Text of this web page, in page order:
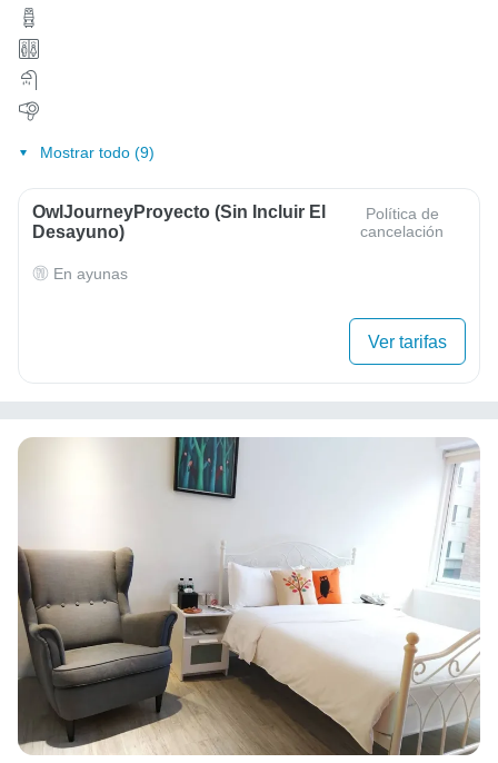
Mostrar todo (9)
OwlJourneyProyecto (sin Incluir El
Desayuno)
Política de
cancelación
En ayunas
Ver tarifas